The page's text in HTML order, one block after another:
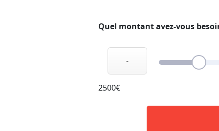
Quel montant avez-vous
-
2500€